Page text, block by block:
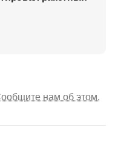
нам об этом.